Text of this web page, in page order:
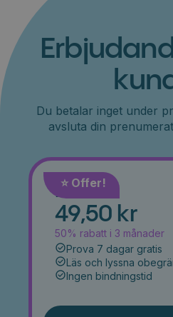
Du betalar inget under
avsluta din
⭐️ Offer!
Månad
49,50 kr
50% rabatt i 3 månader
Prova 7 dagar gratis
Läs och lyssna
Ingen bindningstid